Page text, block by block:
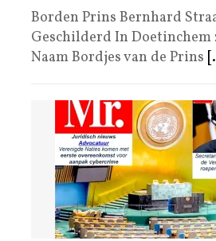
Borden Prins Bernhard
Geschilderd In Doetinchem
Naam Bordjes van de Prins